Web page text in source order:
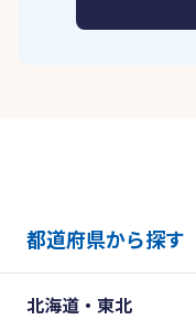
都道府県から探す
北海道・東北